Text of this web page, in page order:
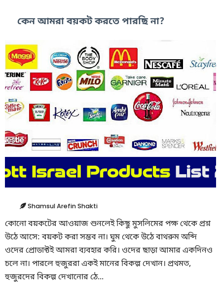
কেন আমরা বয়কট করতে পারছি না?
Shamsul Arefin Shakti
কোনো বয়কটের আওয়াজ শুনলেই কিছু মুসলিমের পক্ষ থেকে প্রশ্ন
উঠে আসে: বয়কট করা সম্ভব না। ঘুম থেকে উঠে বাথরুম অব্দি
ওদের প্রোডাক্টই আমরা ব্যবহার করি। ওদের ছাড়া আমার একদিনও
চলে না। পারলে হুজুররা একই মানের বিকল্প দেখান। প্রথমত,
হুজুরদের বিকল্প দেখানোর ঠে...